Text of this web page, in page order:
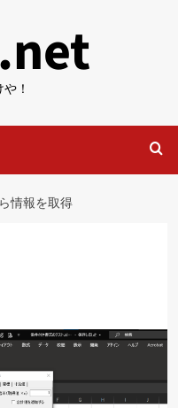
！
情報を取得